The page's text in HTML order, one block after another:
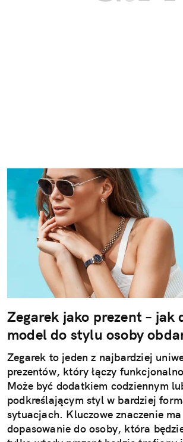
Zegarek jako prezent – jak
model do stylu osoby
Zegarek to jeden z najbardziej
prezentów, który łączy
Może być dodatkiem codziennym
podkreślającym styl w bardziej
sytuacjach. Kluczowe znaczenie
dopasowanie do osoby, która